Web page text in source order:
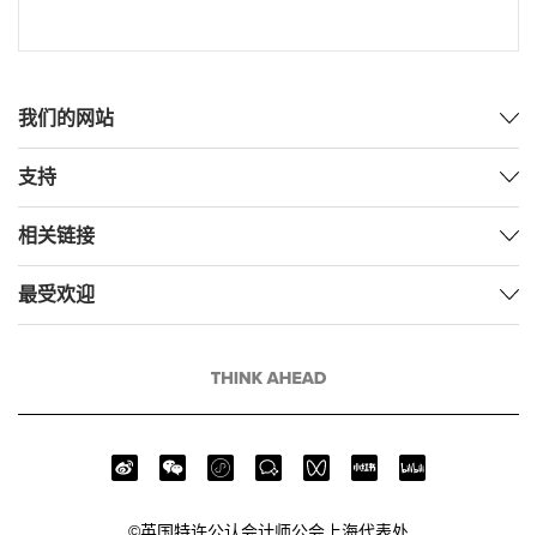
我们的网站
支持
相关链接
最受欢迎